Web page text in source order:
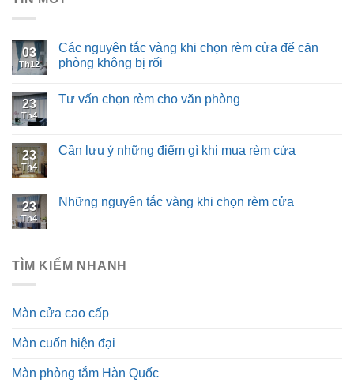
03
Th12
Các nguyên tắc vàng khi chọn rèm cửa để căn
phòng không bị rối
23
Th4
Tư vấn chọn rèm cho văn phòng
23
Th4
Cần lưu ý những điểm gì khi mua rèm cửa
23
Th4
Những nguyên tắc vàng khi chọn rèm cửa
TÌM KIẾM NHANH
Màn cửa cao cấp
Màn cuốn hiện đại
Màn phòng tắm Hàn Quốc